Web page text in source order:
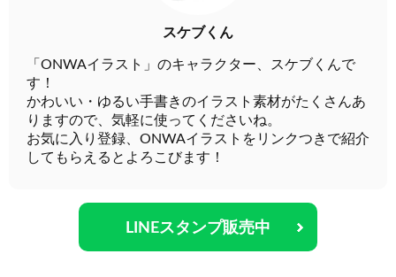
スケブくん
「ONWAイラスト」のキャラクター、スケブくんで
す！
かわいい・ゆるい手書きのイラスト素材がたくさんあ
りますので、気軽に使ってくださいね。
お気に入り登録、ONWAイラストをリンクつきで紹介
してもらえるとよろこびます！
LINEスタンプ販売中